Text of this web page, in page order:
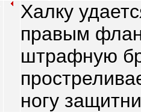
Халку
правым
штрафную
ногу